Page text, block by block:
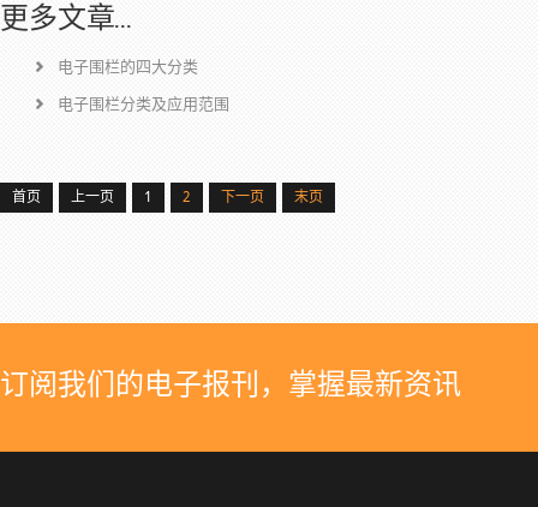
更多文章...
电子围栏的四大分类
电子围栏分类及应用范围
首页 上一页 1 2 下一页 末页
订阅我们的电子报刊，掌握最新资讯